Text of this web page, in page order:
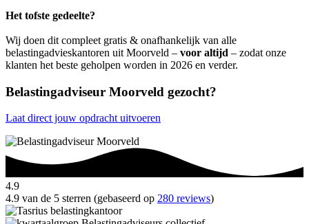
Het tofste gedeelte?
Wij doen dit compleet gratis & onafhankelijk van alle
belastingadvieskantoren uit Moorveld – voor altijd – zodat onze
klanten het beste geholpen worden in 2026 en verder.
Belastingadviseur Moorveld gezocht?
Laat direct jouw opdracht uitvoeren
4.9
4.9 van de 5 sterren (gebaseerd op 280 reviews)